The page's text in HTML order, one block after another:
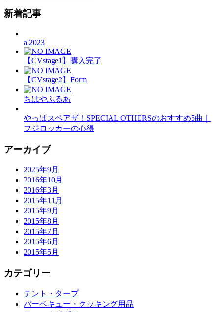
新着記事
al2023
【CVstage1】購入完了
【CVstage2】Form
ちはやふるあ
やっぱスペアザ！SPECIAL OTHERSのおすすめ5曲｜
フジロッカーの心得
アーカイブ
2025年9月
2016年10月
2016年3月
2015年11月
2015年9月
2015年8月
2015年7月
2015年6月
2015年5月
カテゴリー
テント・タープ
バーベキュー・クッキング用品